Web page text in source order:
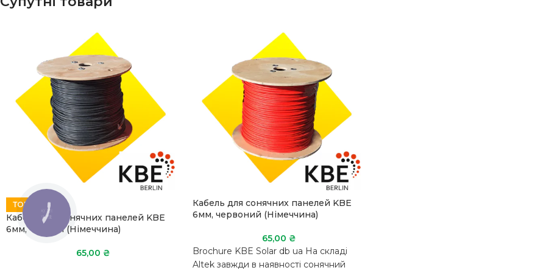
ТОП
Кабель для сонячних панелей KBE
6мм, чорний (Німеччина)
65,00 ₴
Кабель для сонячних панелей KBE
6мм, червоний (Німеччина)
65,00 ₴
Brochure KBE Solar db ua На складі
Altek завжди в наявності сонячний
КНОПКА
ЗВ'ЯЗКУ